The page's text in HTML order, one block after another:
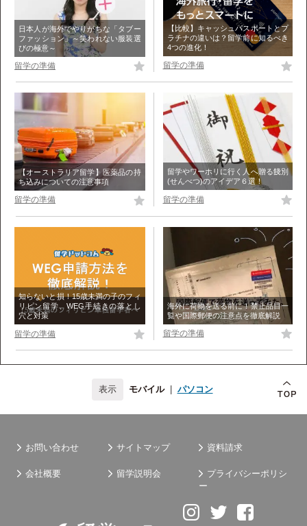
日本人が海外でやりがちな「タブー
ファッション」～笑われない服装選
びの極意～
留学の準備
【比較】キャッシュパスポートとプ
ラチナの違いは？留学前に知るべき
4つの進化！
留学の準備
【オーストラリア留学】医薬品の持
ち込みについての注意事項
留学の準備
留学やワーホリに行く人へ贈る餞別
(せんべつ)のアイデア６選！
留学の準備
知らないと損！15歳未満の子のフィ
リピン留学、WEG手続きの落とし
穴と対策
留学の準備
海外に荷物を送る前に！禁止品目一
覧や国際郵便の注意点を徹底解説
留学の準備
モバイル | パソコン
お問い合わせ サイトマップ 資料請求
会社概要 留学説明会
プライバシーポリシ
ー